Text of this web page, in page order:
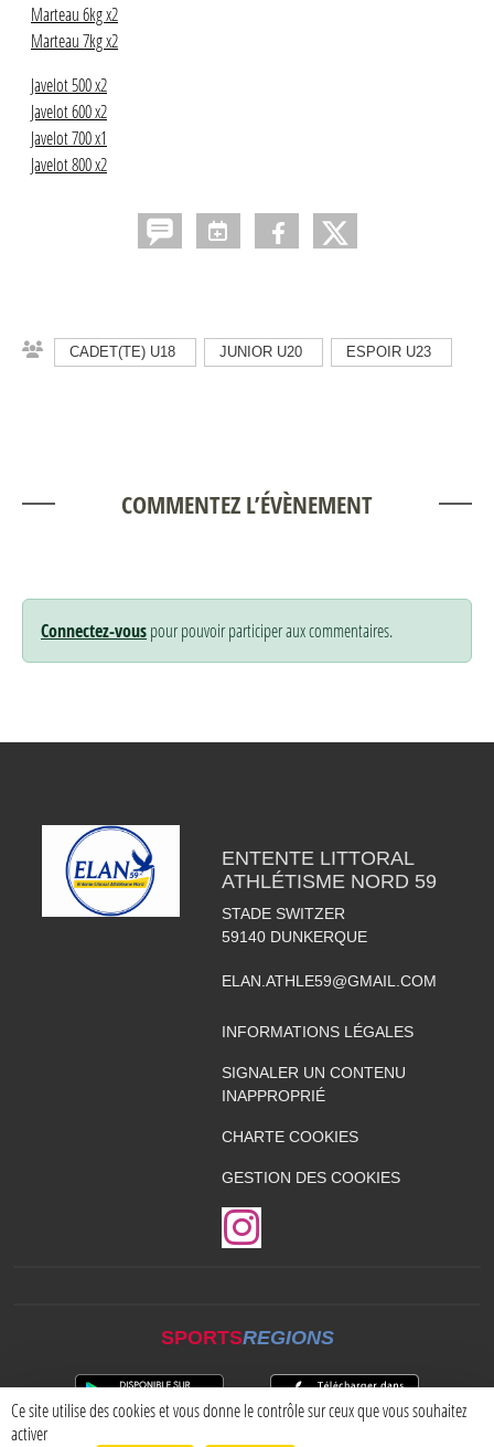
Marteau 6kg x2
Marteau 7kg x2
Javelot 500 x2
Javelot 600 x2
Javelot 700 x1
Javelot 800 x2
CADET(TE) U18 JUNIOR U20 ESPOIR U23
COMMENTEZ L’ÉVÈNEMENT
Connectez-vouspour pouvoir participer aux commentaires.
ENTENTE LITTORAL
ATHLÉTISME NORD 59
STADE SWITZER
59140 DUNKERQUE
ELAN.ATHLE59@GMAIL.COM
INFORMATIONS LÉGALES
SIGNALER UN CONTENU
INAPPROPRIÉ
CHARTE COOKIES
GESTION DES COOKIES
SPORTSREGIONS
Ce site utilise des cookies et vous donne le contrôle sur ceux que vous souhaitez
activer